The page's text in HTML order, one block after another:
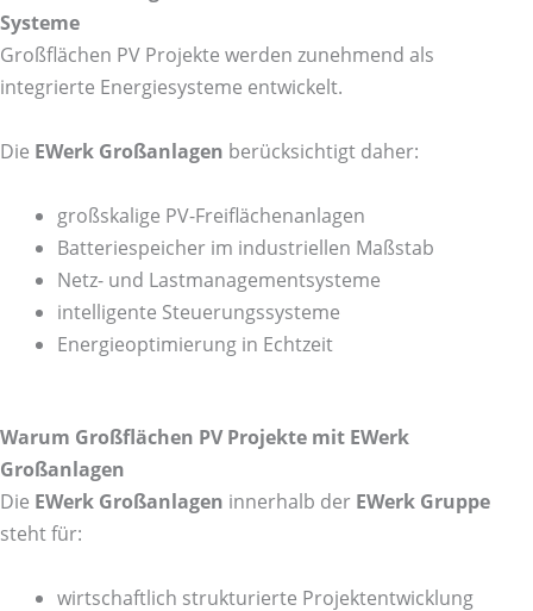
Systeme
Großflächen PV Projekte werden zunehmend als
integrierte Energiesysteme entwickelt.
Die EWerk Großanlagen berücksichtigt daher:
großskalige PV-Freiflächenanlagen
Batteriespeicher im industriellen Maßstab
Netz- und Lastmanagementsysteme
intelligente Steuerungssysteme
Energieoptimierung in Echtzeit
Warum Großflächen PV Projekte mit EWerk
Großanlagen
Die EWerk Großanlagen innerhalb der EWerk Gruppe
steht für:
wirtschaftlich strukturierte Projektentwicklung